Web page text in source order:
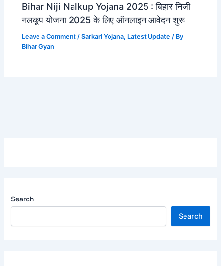
Bihar Niji Nalkup Yojana 2025 : बिहार निजी
नलकूप योजना 2025 के लिए ऑनलाइन आवेदन शुरू
Leave a Comment /Sarkari Yojana, Latest Update / By
Bihar Gyan
Search
Search